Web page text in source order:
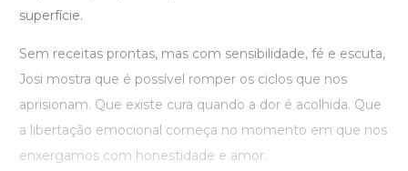
superfície.
Sem receitas prontas, mas com sensibilidade, fé e escuta,
Josi mostra que é possível romper os ciclos que nos
aprisionam. Que existe cura quando a dor é acolhida. Que
a libertação emocional começa no momento em que nos
enxergamos com honestidade e amor.